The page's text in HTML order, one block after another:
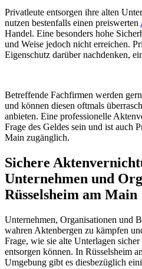
Privatleute entsorgen ihre alten
nutzen bestenfalls einen preiswerten
Handel. Eine besonders hohe
und Weise jedoch nicht erreichen.
Eigenschutz darüber nachdenken,
Betreffende Fachfirmen werden
und können diesen oftmals
anbieten. Eine professionelle
Frage des Geldes sein und ist auch
Main zugänglich.
Sichere
Unternehmen und
Rüsselsheim am Main
Unternehmen, Organisationen und
wahren Aktenbergen zu kämpfen
Frage, wie sie alte Unterlagen
entsorgen können. In Rüsselsheim
Umgebung gibt es diesbezüglich